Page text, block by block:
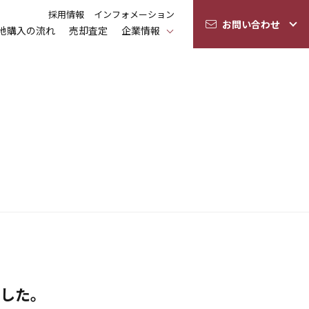
採用情報 インフォメーション
購入の流れ 売却査定 企業情報 お問い合わせ
た。